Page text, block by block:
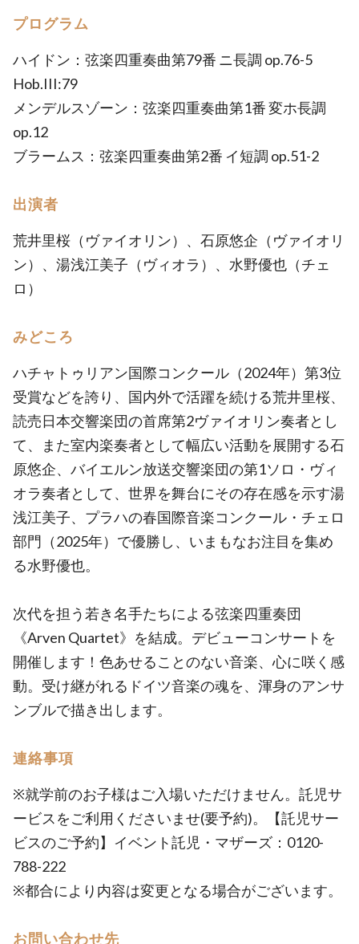
プログラム
ハイドン：弦楽四重奏曲第79番 ニ長調 op.76-5
Hob.III:79
メンデルスゾーン：弦楽四重奏曲第1番 変ホ長調
op.12
ブラームス：弦楽四重奏曲第2番 イ短調 op.51-2
出演者
荒井里桜（ヴァイオリン）、石原悠企（ヴァイオリ
ン）、湯浅江美子（ヴィオラ）、水野優也（チェ
ロ）
みどころ
ハチャトゥリアン国際コンクール（2024年）第3位
受賞などを誇り、国内外で活躍を続ける荒井里桜、
読売日本交響楽団の首席第2ヴァイオリン奏者とし
て、また室内楽奏者として幅広い活動を展開する石
原悠企、バイエルン放送交響楽団の第1ソロ・ヴィ
オラ奏者として、世界を舞台にその存在感を示す湯
浅江美子、プラハの春国際音楽コンクール・チェロ
部門（2025年）で優勝し、いまもなお注目を集め
る水野優也。
次代を担う若き名手たちによる弦楽四重奏団
《Arven Quartet》を結成。デビューコンサートを
開催します！色あせることのない音楽、心に咲く感
動。受け継がれるドイツ音楽の魂を、渾身のアンサ
ンブルで描き出します。
連絡事項
※就学前のお子様はご入場いただけません。託児サ
ービスをご利用くださいませ(要予約)。【託児サー
ビスのご予約】イベント託児・マザーズ：0120-
788-222
※都合により内容は変更となる場合がございます。
お問い合わせ先